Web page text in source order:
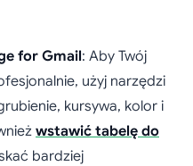
for Gmail: Aby Twój
użyj narzędzi
kursywa, kolor i
wstawić tabelę do
bardziej